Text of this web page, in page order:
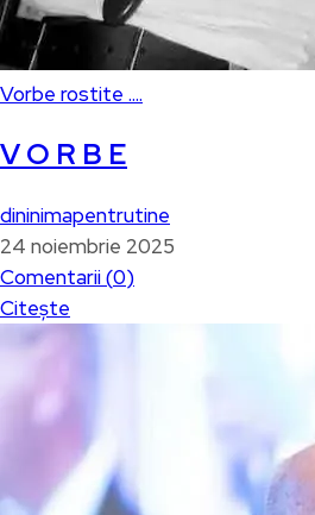
Vorbe rostite ....
V O R B E
dininimapentrutine
24 noiembrie 2025
Comentarii (0)
Citește